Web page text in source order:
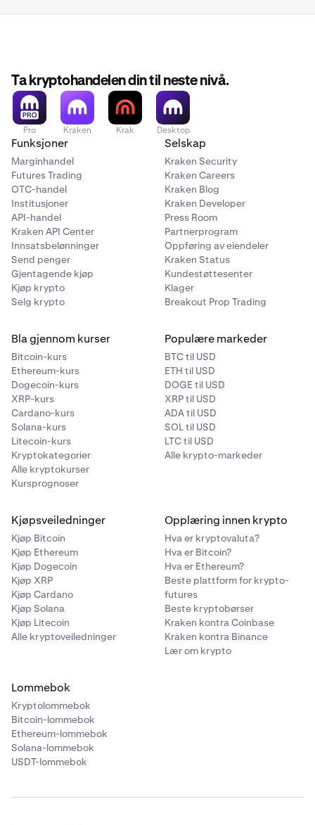
Ta kryptohandelen din til neste nivå.
Pro Kraken Krak Desktop
Funksjoner
Marginhandel
Futures Trading
OTC-handel
Institusjoner
API-handel
Kraken API Center
Innsatsbelønninger
Send penger
Gjentagende kjøp
Kjøp krypto
Selg krypto
Selskap
Kraken Security
Kraken Careers
Kraken Blog
Kraken Developer
Press Room
Partnerprogram
Oppføring av eiendeler
Kraken Status
Kundestøttesenter
Klager
Breakout Prop Trading
Bla gjennom kurser
Bitcoin-kurs
Ethereum-kurs
Dogecoin-kurs
XRP-kurs
Cardano-kurs
Solana-kurs
Litecoin-kurs
Kryptokategorier
Alle kryptokurser
Kursprognoser
Populære markeder
BTC til USD
ETH til USD
DOGE til USD
XRP til USD
ADA til USD
SOL til USD
LTC til USD
Alle krypto-markeder
Kjøpsveiledninger
Kjøp Bitcoin
Kjøp Ethereum
Kjøp Dogecoin
Kjøp XRP
Kjøp Cardano
Kjøp Solana
Kjøp Litecoin
Alle kryptoveiledninger
Opplæring innen krypto
Hva er kryptovaluta?
Hva er Bitcoin?
Hva er Ethereum?
Beste plattform for krypto-
futures
Beste kryptobørser
Kraken kontra Coinbase
Kraken kontra Binance
Lær om krypto
Lommebok
Kryptolommebok
Bitcoin-lommebok
Ethereum-lommebok
Solana-lommebok
USDT-lommebok